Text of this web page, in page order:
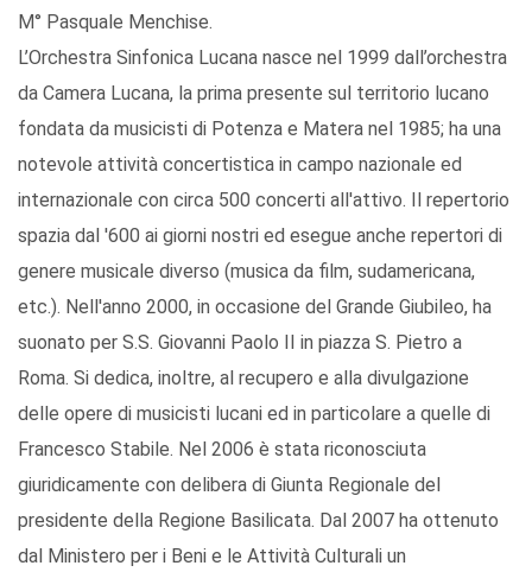
M° Pasquale Menchise.
L’Orchestra Sinfonica Lucana nasce nel 1999 dall’orchestra
da Camera Lucana, la prima presente sul territorio lucano
fondata da musicisti di Potenza e Matera nel 1985; ha una
notevole attività concertistica in campo nazionale ed
internazionale con circa 500 concerti all'attivo. Il repertorio
spazia dal '600 ai giorni nostri ed esegue anche repertori di
genere musicale diverso (musica da film, sudamericana,
etc.). Nell'anno 2000, in occasione del Grande Giubileo, ha
suonato per S.S. Giovanni Paolo II in piazza S. Pietro a
Roma. Si dedica, inoltre, al recupero e alla divulgazione
delle opere di musicisti lucani ed in particolare a quelle di
Francesco Stabile. Nel 2006 è stata riconosciuta
giuridicamente con delibera di Giunta Regionale del
presidente della Regione Basilicata. Dal 2007 ha ottenuto
dal Ministero per i Beni e le Attività Culturali un